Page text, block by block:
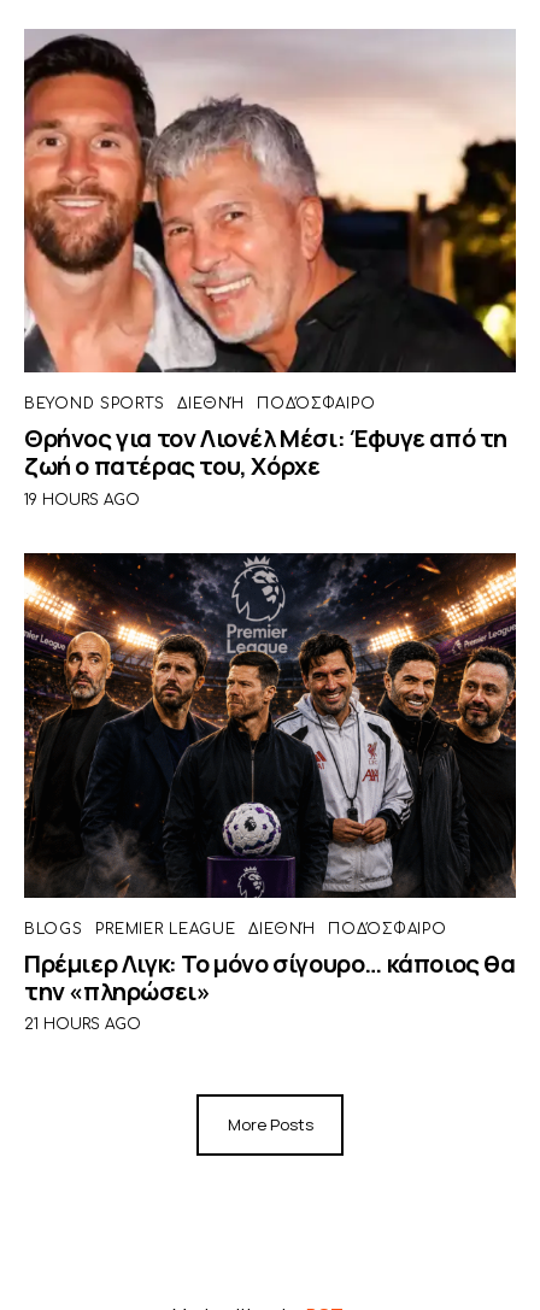
BEYOND SPORTS ΔΙΕΘΝΉ ΠΟΔΌΣΦΑΙΡΟ
Θρήνος για τον Λιονέλ Μέσι: Έφυγε από τη
ζωή ο πατέρας του, Χόρχε
19 HOURS AGO
BLOGS PREMIER LEAGUE ΔΙΕΘΝΉ ΠΟΔΌΣΦΑΙΡΟ
Πρέμιερ Λιγκ: Το μόνο σίγουρο… κάποιος θα
την «πληρώσει»
21 HOURS AGO
More Posts